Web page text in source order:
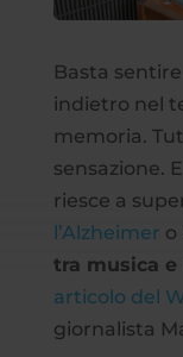
Basta
indietro nel
memoria.
sensazione.
riesce a
l’Alzheimer o
tra musica e
articolo del
giornalista